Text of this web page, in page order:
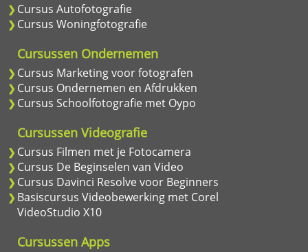
Cursus Autofotografie
Cursus Woningfotografie
Cursussen Ondernemen
Cursus Marketing voor fotografen
Cursus Ondernemen en Afdrukken
Cursus Schoolfotografie met Oypo
Cursussen Videografie
Cursus Filmen met je Fotocamera
Cursus De Beginselen van Video
Cursus Davinci Resolve voor Beginners
Basiscursus Videobewerking met Corel
VideoStudio X10
Cursussen Apps